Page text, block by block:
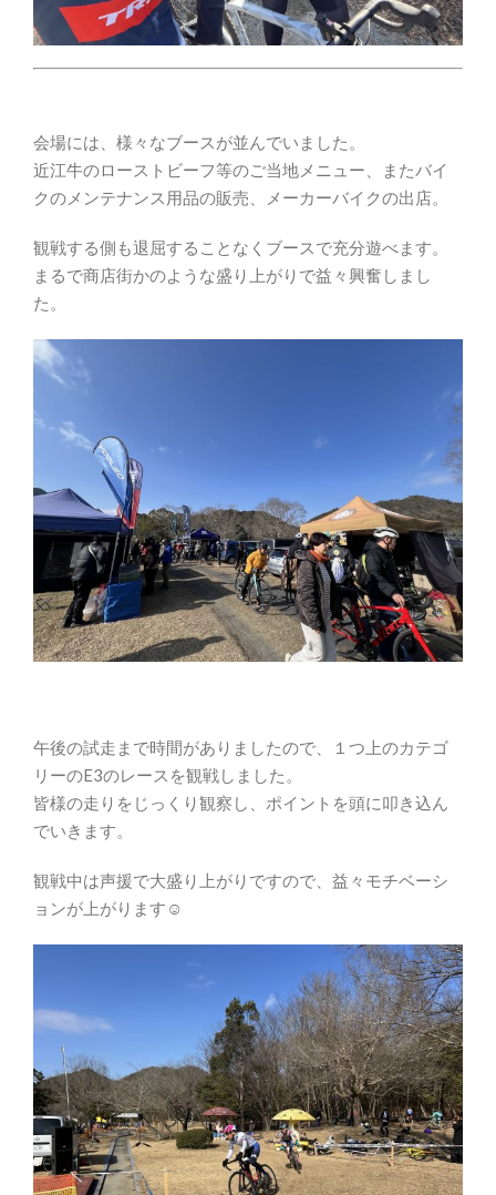
会場には、様々なブースが並んでいました。
近江牛のローストビーフ等のご当地メニュー、またバイ
クのメンテナンス用品の販売、メーカーバイクの出店。
観戦する側も退屈することなくブースで充分遊べます。
まるで商店街かのような盛り上がりで益々興奮しまし
た。
午後の試走まで時間がありましたので、１つ上のカテゴ
リーのE3のレースを観戦しました。
皆様の走りをじっくり観察し、ポイントを頭に叩き込ん
でいきます。
観戦中は声援で大盛り上がりですので、益々モチベーシ
ョンが上がります☺